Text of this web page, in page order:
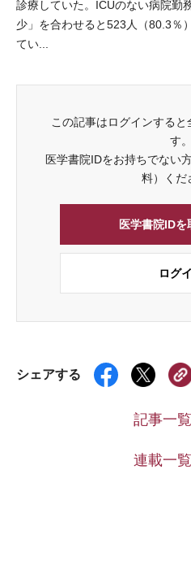
診療していた。ICUのない病院勤
少」を合わせると523人（80.3％
てい...
この記事はログインする
す。
医学書院IDをお持ちでない
料）くだ
医学書院IDを
ログ
シェアする
記事一覧
連載一覧